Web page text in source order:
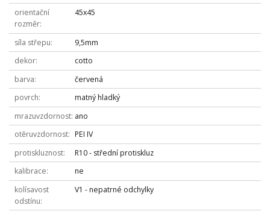
orientační
rozměr
45x45
síla střepu
9,5mm
dekor
cotto
barva
červená
povrch
matný hladký
mrazuvzdornost ano
otěruvzdornost
PEI IV
protiskluznost
R10 - střední protiskluz
kalibrace
ne
kolísavost
odstínu
V1 - nepatrné odchylky